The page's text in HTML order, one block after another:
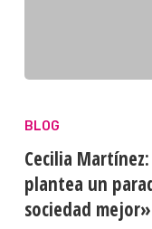
BLOG
Cecilia
plantea un
sociedad mejor»